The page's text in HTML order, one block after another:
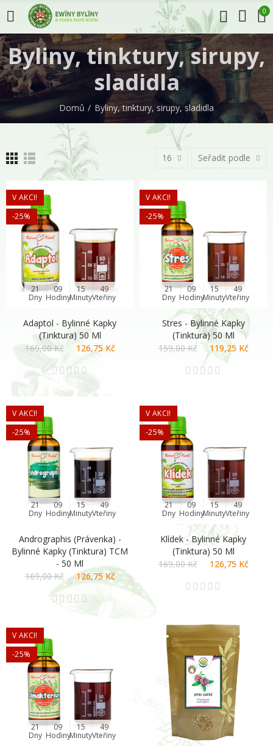
0
Byliny, tinktury, sirupy,
sladidla
Domů Byliny, tinktury, sirupy, sladidla
16 Seřadit podle
V AKCI!
-25%
21
Dny
09
Hodiny
15
Minuty
48
Vteřiny
Adaptol - Bylinné Kapky
(tinktura) 50 Ml
169,00 Kč
126,75 Kč
V AKCI!
-25%
21
Dny
09
Hodiny
15
Minuty
48
Vteřiny
Stres - Bylinné Kapky
(tinktura) 50 Ml
159,00 Kč
119,25 Kč
V AKCI!
-25%
21
Dny
09
Hodiny
15
Minuty
48
Vteřiny
Andrographis (právenka) -
Bylinné Kapky (tinktura) TCM
- 50 Ml
169,00 Kč
126,75 Kč
V AKCI!
-25%
21
Dny
09
Hodiny
15
Minuty
48
Vteřiny
Klídek - Bylinné Kapky
(tinktura) 50 Ml
169,00 Kč
126,75 Kč
V AKCI!
-25%
21
Dny
09
Hodiny
15
Minuty
48
Vteřiny